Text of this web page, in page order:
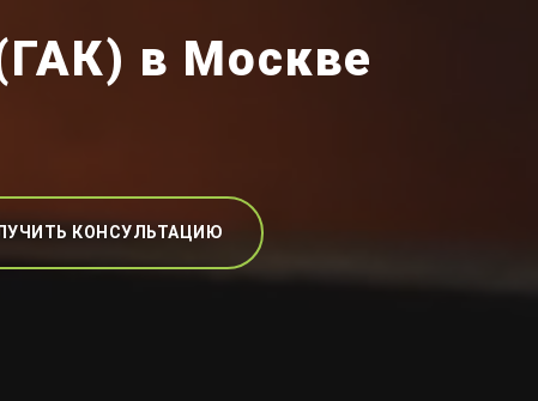
в Москве
КОНСУЛЬТАЦИЮ